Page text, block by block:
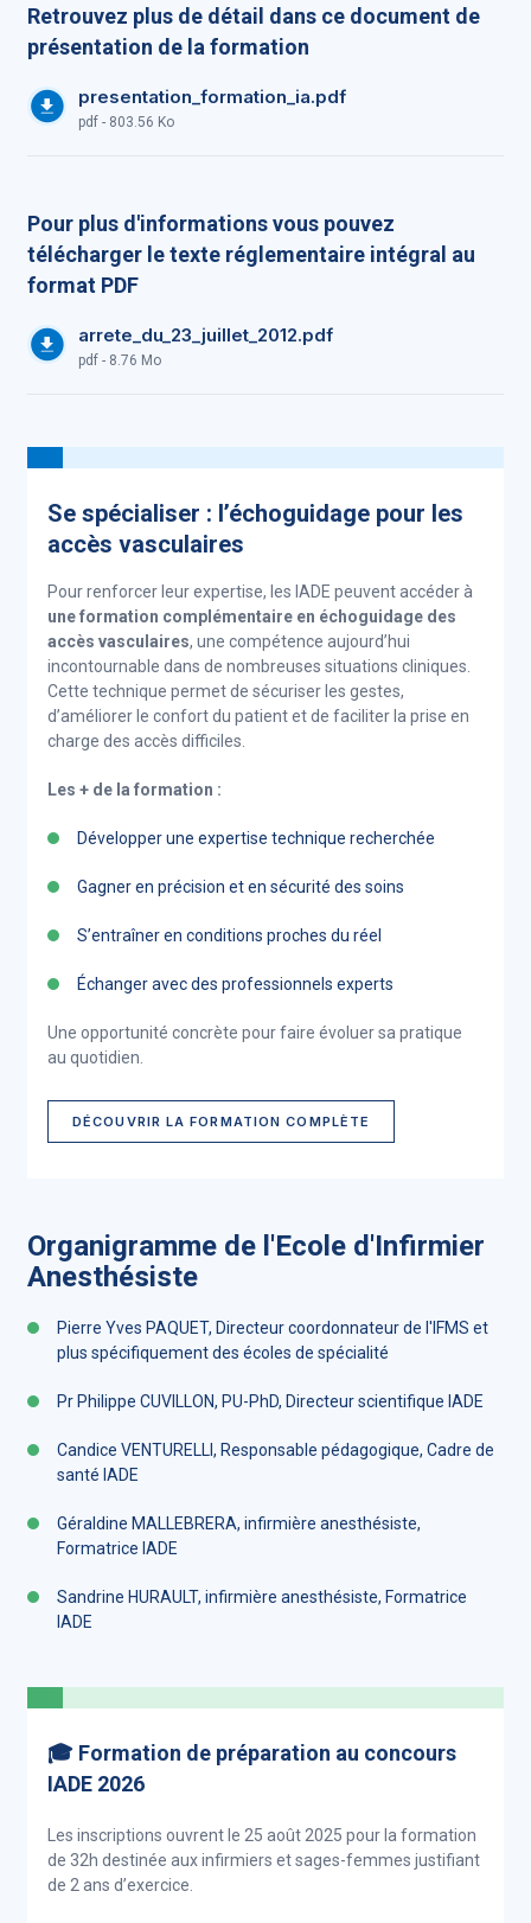
Retrouvez plus de détail dans ce document de
présentation de la formation
presentation_formation_ia.pdf
pdf - 803.56 Ko
Pour plus d'informations vous pouvez
télécharger le texte réglementaire intégral au
format PDF
arrete_du_23_juillet_2012.pdf
pdf - 8.76 Mo
Se spécialiser : l’échoguidage pour les
accès vasculaires
Pour renforcer leur expertise, les IADE peuvent accéder à
une formation complémentaire en échoguidage des
accès vasculaires, une compétence aujourd’hui
incontournable dans de nombreuses situations cliniques.
Cette technique permet de sécuriser les gestes,
d’améliorer le confort du patient et de faciliter la prise en
charge des accès difficiles.
Les + de la formation :
Développer une expertise technique recherchée
Gagner en précision et en sécurité des soins
S’entraîner en conditions proches du réel
Échanger avec des professionnels experts
Une opportunité concrète pour faire évoluer sa pratique
au quotidien.
DÉCOUVRIR LA FORMATION COMPLÈTE
Organigramme de l'Ecole d'Infirmier
Anesthésiste
Pierre Yves PAQUET, Directeur coordonnateur de l'IFMS et
plus spécifiquement des écoles de spécialité
Pr Philippe CUVILLON, PU-PhD, Directeur scientifique IADE
Candice VENTURELLI, Responsable pédagogique, Cadre de
santé IADE
Géraldine MALLEBRERA, infirmière anesthésiste,
Formatrice IADE
Sandrine HURAULT, infirmière anesthésiste, Formatrice
IADE
🎓 Formation de préparation au concours
IADE 2026
Les inscriptions ouvrent le 25 août 2025 pour la formation
de 32h destinée aux infirmiers et sages-femmes justifiant
de 2 ans d’exercice.